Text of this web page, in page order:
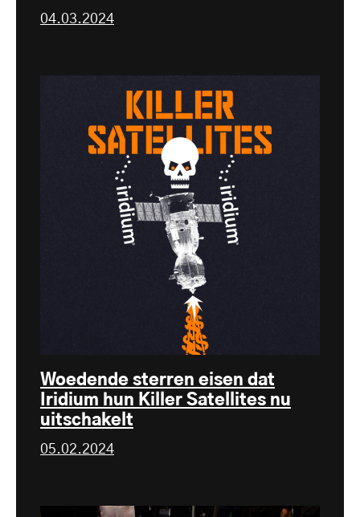
04.03.2024
Woedende sterren eisen dat
Iridium hun Killer Satellites nu
uitschakelt
05.02.2024